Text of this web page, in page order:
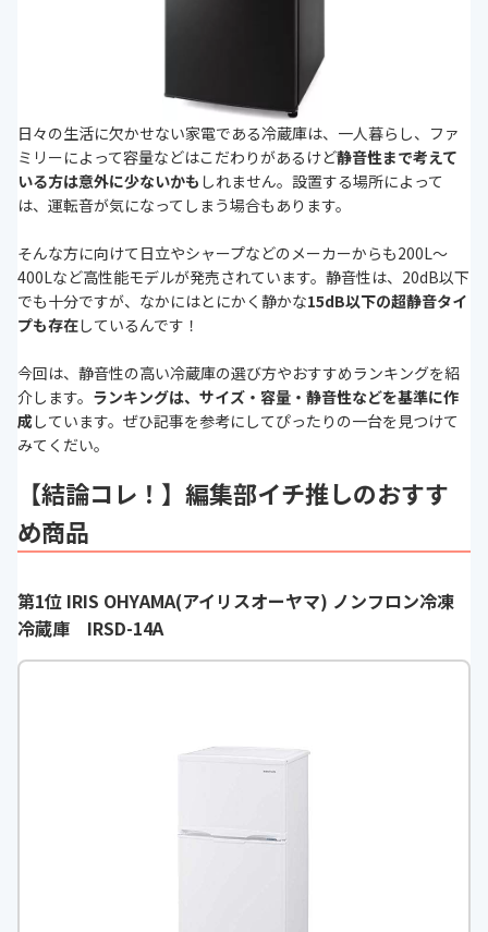
日々の生活に欠かせない家電である冷蔵庫は、一人暮らし、ファ
ミリーによって容量などはこだわりがあるけど静音性まで考えて
いる方は意外に少ないかも しれません。設置する場所によって
は、運転音が気になってしまう場合もあります。
そんな方に向けて日立やシャープなどのメーカーからも200L～
400Lなど高性能モデルが発売されています。静音性は、20dB以下
でも十分ですが、なかにはとにかく静かな15dB以下の超静音タイ
プも存在しているんです！
今回は、静音性の高い冷蔵庫の選び方やおすすめランキングを紹
介します。 ランキングは、サイズ・容量・静音性などを基準に作
成しています。ぜひ記事を参考にしてぴったりの一台を見つけて
みてくだい。
【結論コレ！】編集部イチ推しのおすす
め商品
第1位 IRIS OHYAMA(アイリスオーヤマ) ノンフロン冷凍
冷蔵庫 IRSD-14A